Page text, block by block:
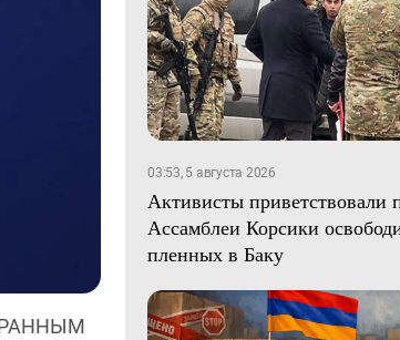
03:53, 5 августа 2026
Активисты приветствовали
Ассамблеи Корсики
пленных в Баку